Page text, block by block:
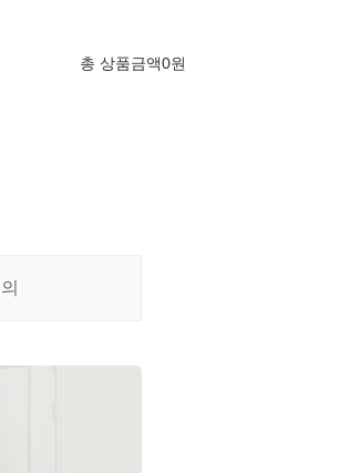
총 상품금액0원